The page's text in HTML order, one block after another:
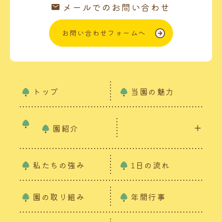
メールでのお問い合わせ
お問い合わせフォームへ
トップ 当園の魅力
園紹介
私たちの強み 1日の流れ
園の取り組み 年間行事